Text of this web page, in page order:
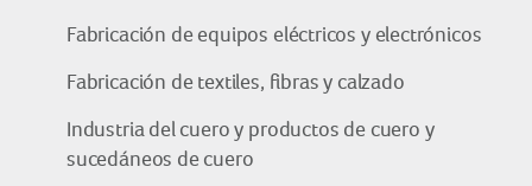
Fabricación de equipos eléctricos y electrónicos
Fabricación de textiles, fibras y calzado
Industria del cuero y productos de cuero y
sucedáneos de cuero